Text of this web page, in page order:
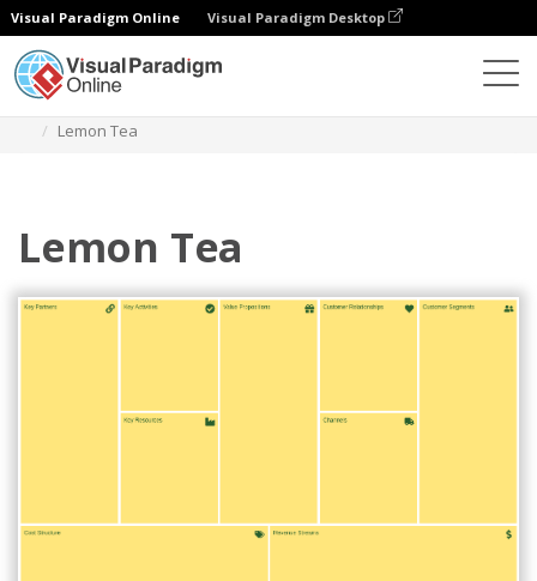
Visual Paradigm Online Visual Paradigm Desktop
Lemon Tea
Lemon Tea